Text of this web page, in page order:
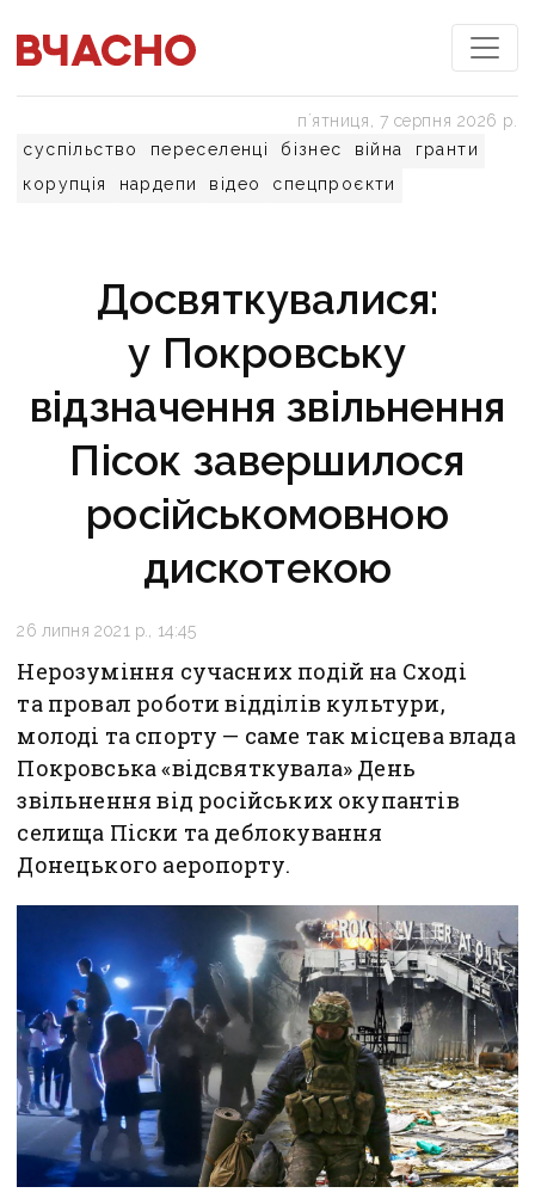
суспільство переселенці бізнес війна
гранти
корупція
нардепи відео спецпроєкти
пʼятниця, 7 серпня 2026 р.
Досвяткувалися:
у Покровську
відзначення звільнення
Пісок завершилося
російськомовною
дискотекою
26 липня 2021 р., 14:45
Нерозуміння сучасних подій на Сході
та провал роботи відділів культури,
молоді та спорту — саме так місцева влада
Покровська «відсвяткувала» День
звільнення від російських окупантів
селища Піски та деблокування
Донецького аеропорту.